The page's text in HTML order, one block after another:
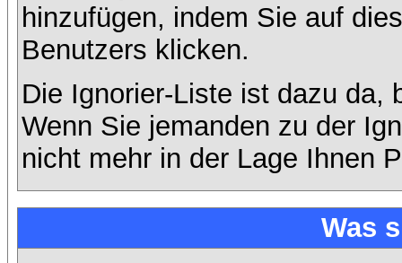
hinzufügen, indem Sie auf
Benutzers klicken.
Die Ignorier-Liste ist dazu da,
Wenn Sie jemanden zu der
nicht mehr in der Lage Ihnen
Was